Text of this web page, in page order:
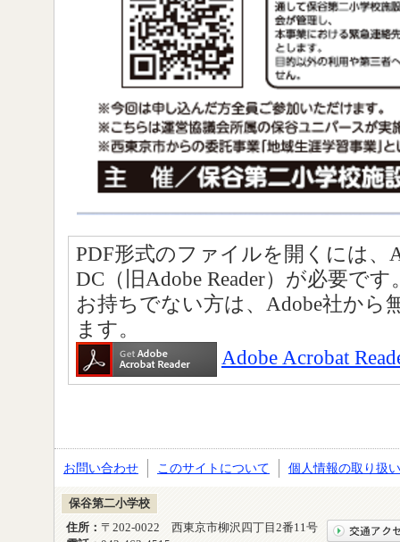
PDF形式のファイルを開くには、
DC（旧Adobe Reader）が必要です
お持ちでない方は、Adobe社から
ます。
Adobe Acrobat
お問い合わせ このサイトについて 個人情報の取り扱い
保谷第二小学校
住所： 〒202-0022 西東京市柳沢四丁目2番11号